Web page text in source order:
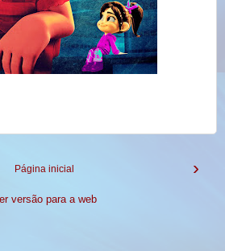
›
Página inicial
versão para a web